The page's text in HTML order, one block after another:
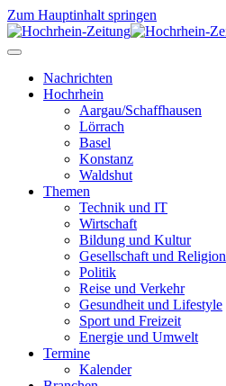
Zum Hauptinhalt springen
Nachrichten
Hochrhein
Aargau/Schaffhausen
Lörrach
Basel
Konstanz
Waldshut
Themen
Technik und IT
Wirtschaft
Bildung und Kultur
Gesellschaft und Religion
Politik
Reise und Verkehr
Gesundheit und Lifestyle
Sport und Freizeit
Energie und Umwelt
Termine
Kalender